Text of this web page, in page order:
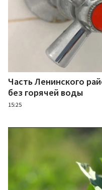
Часть Ленинского
без горячей воды
15:25